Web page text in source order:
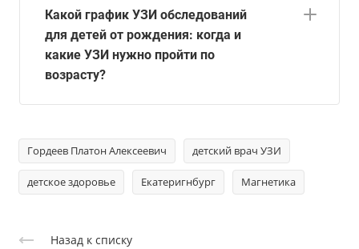
Какой график УЗИ обследований
для детей от рождения: когда и
какие УЗИ нужно пройти по
возрасту?
Гордеев Платон Алексеевич детский врач УЗИ
детское здоровье Екатеригнбург Магнетика
Назад к списку